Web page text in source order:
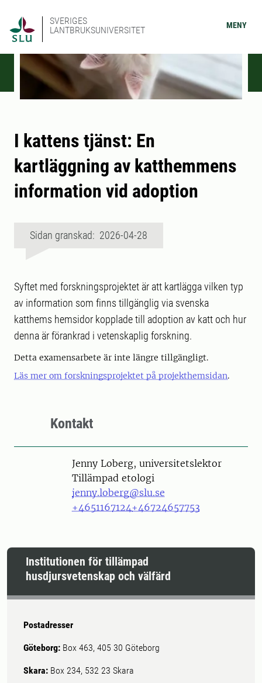
SVERIGES
LANTBRUKSUNIVERSITET
MENY
I kattens tjänst: En
kartläggning av katthemmens
information vid adoption
Sidan granskad: 2026-04-28
Syftet med forskningsprojektet är att kartlägga vilken typ
av information som finns tillgänglig via svenska
katthems hemsidor kopplade till adoption av katt och hur
denna är förankrad i vetenskaplig forskning.
Detta examensarbete är inte längre tillgängligt.
Läs mer om forskningsprojektet på projekthemsidan.
Kontakt
PersonJenny Loberg, universitetslektor
Tillämpad etologi
jenny.loberg@slu.se
+4651167124+46724657753
Institutionen för tillämpad
husdjursvetenskap och välfärd
Postadresser
Göteborg: Box 463, 405 30 Göteborg
Skara: Box 234, 532 23 Skara